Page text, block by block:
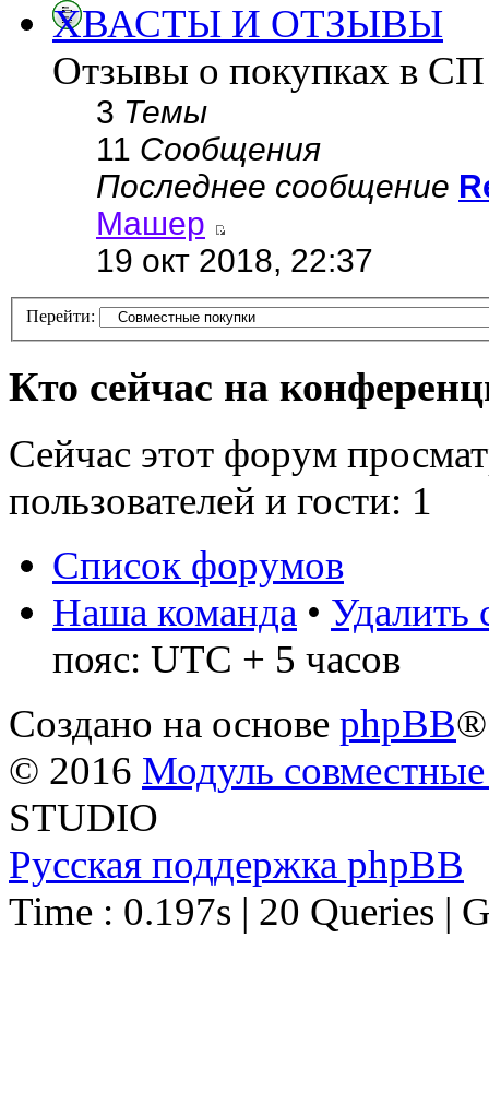
ХВАСТЫ И ОТЗЫВЫ
Отзывы о покупках в СП
3 Темы
11 Сообщения
Последнее сообщение
Машер
19 окт 2018, 22:37
Перейти:
Кто сейчас на
Сейчас этот форум
пользователей и гости: 1
Список форумов
Наша команда • Удалить
пояс: UTC + 5 часов
Создано на основе phpBB®
© 2016 Модуль
STUDIO
Русская поддержка phpBB
Time : 0.197s | 20 Queries |